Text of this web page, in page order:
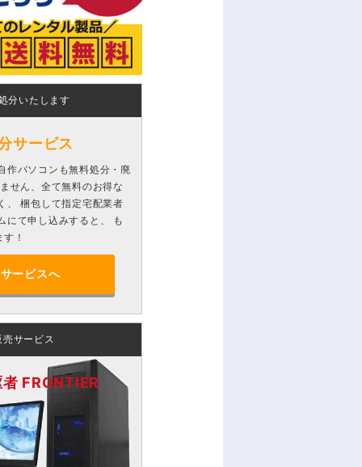
分いたします
サービス
作パソコンも無料処分・廃
せん、全て無料のお得な
、 梱包して指定宅配業者
にて申し込みすると、 も
！
ービスへ
サービス
FRONTIER